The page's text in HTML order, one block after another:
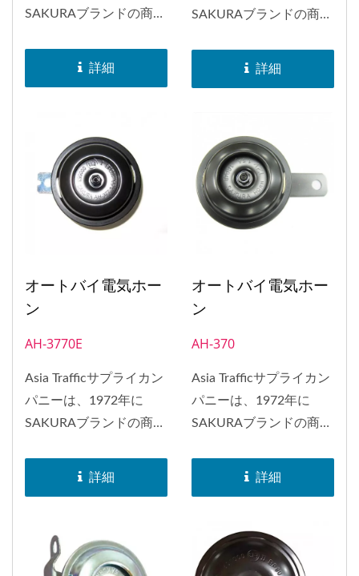
SAKURAブランドの商標
アメリカなど、世界中に
配布されました。1998
年には、ホーンのEマー
ク承認を取得しました。
詳細
SAKURAブランドの商標
アメリカなど、世界中に
配布されました。1998
年には、ホーンのEマー
ク承認を取得しました。
詳細
オートバイ電気ホー
ン
AH-3770E
Asia Trafficサプライカン
パニーは、1972年に
SAKURAブランドの商標
SAKURAブランドのホー
ーロッパ、南アフリカ、
アメリカなど、世界中に
詳細
オートバイ電気ホー
ン
AH-370
Asia Trafficサプライカン
パニーは、1972年に
SAKURAブランドの商標
SAKURAブランドのホー
ーロッパ、南アフリカ、
アメリカなど、世界中に
詳細